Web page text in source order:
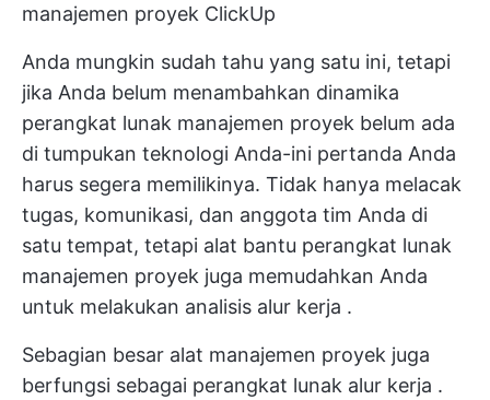
manajemen proyek ClickUp
Anda mungkin sudah tahu yang satu ini, tetapi
jika Anda belum menambahkan dinamika
perangkat lunak manajemen proyek belum ada
di tumpukan teknologi Anda-ini pertanda Anda
harus segera memilikinya. Tidak hanya melacak
tugas, komunikasi, dan anggota tim Anda di
satu tempat, tetapi alat bantu perangkat lunak
manajemen proyek juga memudahkan Anda
untuk melakukan analisis alur kerja .
Sebagian besar alat manajemen proyek juga
berfungsi sebagai perangkat lunak alur kerja .